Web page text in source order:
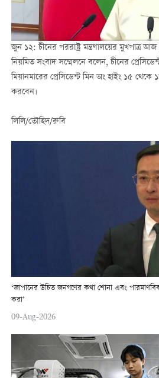
জুন ১২: চীনের পররাষ্ট্র মন্ত্রণালয়ের মুখপাত্র
নিয়মিত সংবাদ সম্মেলনে বলেন, চীনের
মিয়ানমারের প্রেসিডেন্ট মিন অং হাইং ১৫ থেকে
করবেন।
লিলি/তৌহিদ/রুবি
‘জাপানের উচিত জনগণের কথা শোনা এবং
করা’
09-Aug-2026